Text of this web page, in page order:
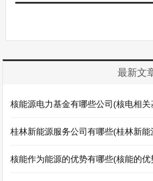
最新文
核能源电力基金有哪些公司(核电相关
桂林新能源服务公司有哪些(桂林新
核能作为能源的优势有哪些(核能的优